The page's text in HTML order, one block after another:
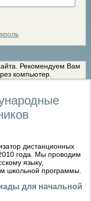
Рекомендуем Вам
компьютер.
дистанционных
года. Мы проводим
языку,
школьной программы.
для начальной